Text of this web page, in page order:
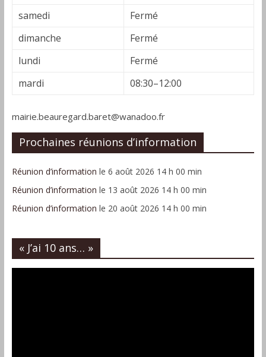
samedi
Fermé
dimanche
Fermé
lundi
Fermé
mardi
08:30–12:00
mairie.beauregard.baret@wanadoo.fr
Prochaines réunions d’information
Réunion d’information le 6 août 2026 14 h 00 min
Réunion d’information le 13 août 2026 14 h 00 min
Réunion d’information le 20 août 2026 14 h 00 min
« J’ai 10 ans… »